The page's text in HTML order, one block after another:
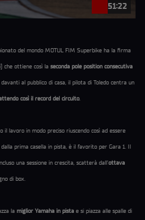
51:22
del mondo MOTUL FIM Superbike ha la firma
che ottiene così la seconda pole position consecutiva
al pubblico di casa, il pilota di Toledo centra un
così il record del circuito.
il lavoro in modo preciso riuscendo così ad essere
prima casella in pista, è il favorito per Gara 1. Il
una sessione in crescita, scatterà dall’ottava
di box.
la miglior Yamaha in pista e si piazza alle spalle di